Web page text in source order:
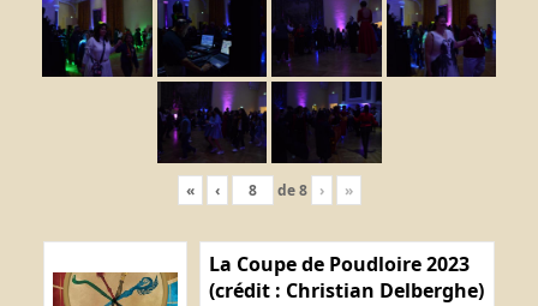
« ‹ de8 › »
La Coupe de Poudloire 2023
(crédit : Christian Delberghe)